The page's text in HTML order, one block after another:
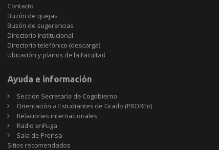
Contacto
Buzón de quejas
Buzón de sugerencias
Directorio Institucional
Directorio telefónico (descarga)
Ubicación y planos de la Facultad
Ayuda e información
Sección Secretaría de Cogobierno
Orientación a Estudiantes de Grado (PROREn)
Relaciones internacionales
Radio enFuga
Sala de Prensa
Sitios
Sitios recomendados